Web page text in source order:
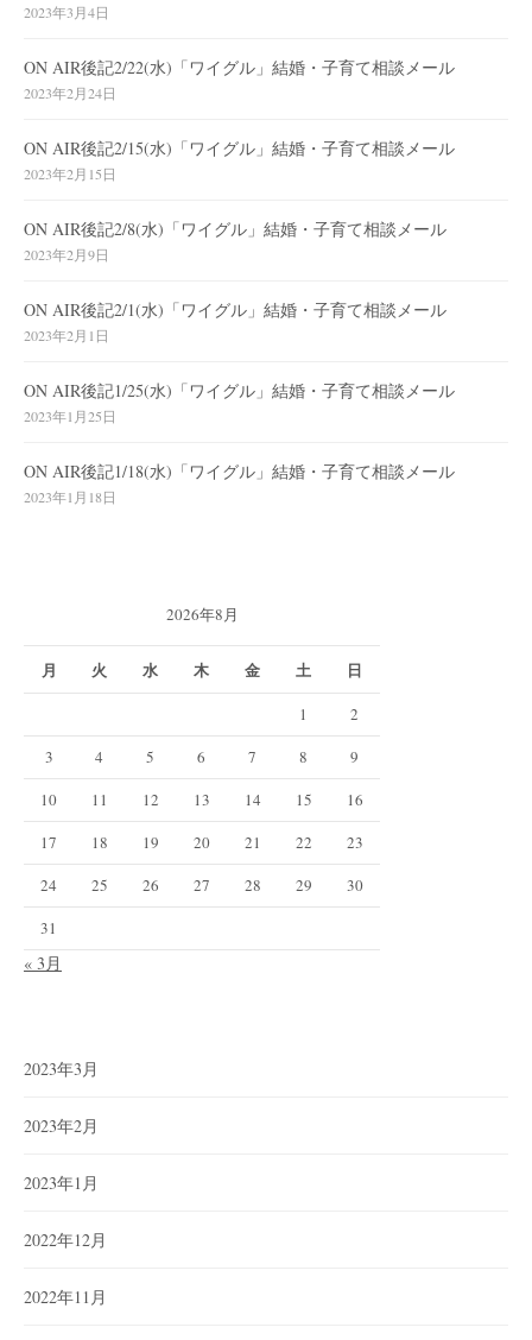
2023年3月4日
ON AIR後記2/22(水)「ワイグル」結婚・子育て相談メール
2023年2月24日
ON AIR後記2/15(水)「ワイグル」結婚・子育て相談メール
2023年2月15日
ON AIR後記2/8(水)「ワイグル」結婚・子育て相談メール
2023年2月9日
ON AIR後記2/1(水)「ワイグル」結婚・子育て相談メール
2023年2月1日
ON AIR後記1/25(水)「ワイグル」結婚・子育て相談メール
2023年1月25日
ON AIR後記1/18(水)「ワイグル」結婚・子育て相談メール
2023年1月18日
2026年8月
月 火 水 木 金 土 日
1
2
3
4 5 6 7 8
9
10
11 12 13 14 15
16
17
18 19 20 21 22
23
24
25 26 27 28 29
30
31
« 3月
2023年3月
2023年2月
2023年1月
2022年12月
2022年11月